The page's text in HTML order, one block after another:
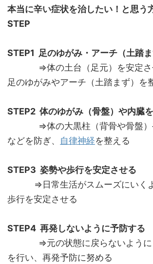
本当に辛い症状を治したい！と思う
STEP
STEP1 足のゆがみ・アーチ（土踏
⇒体の土台（足元）を安定させ
足のゆがみやアーチ（土踏まず）を
STEP2 体のゆがみ（骨盤）や内臓
⇒体の大黒柱（背骨や骨盤）
などを防ぎ、 自律神経を整える
STEP3 姿勢や歩行を安定させる
⇒日常生活がスムーズにいくよ
歩行を安定させる
STEP4 再発しないように予防する
⇒元の状態に戻らないように
を行い、再発予防に努める